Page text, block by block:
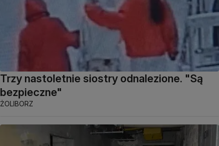
Trzy nastoletnie siostry odnalezione. "Są
bezpieczne"
ŻOLIBORZ